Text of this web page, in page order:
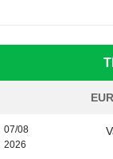
07/08
2026